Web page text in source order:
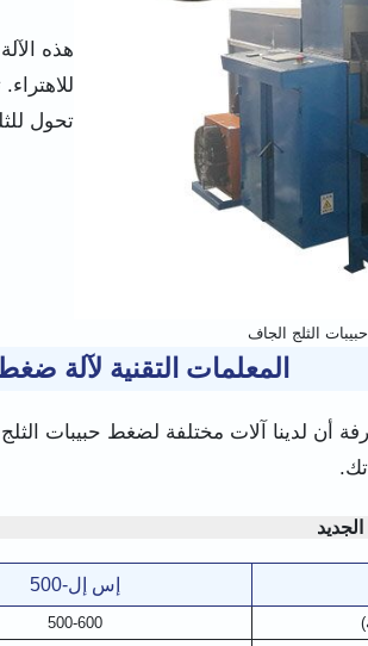
الثلج الجاف
هذه
تحول للثلج
المعلمات التقنية لآلة
أن لدينا آلات مختلفة لضغط حبيبات
إس إل-500
500-600